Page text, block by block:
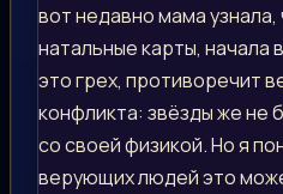
вот недавно мама
натальные карты, начала
это грех, противоречит
конфликта: звёзды же не
со своей физикой. Но я
верующих людей это